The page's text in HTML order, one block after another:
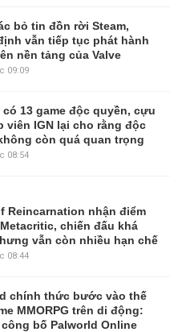
bỏ tin đồn rời Steam,
vẫn tiếp tục phát hành
nền tảng của Valve
09:09
có 13 game độc quyền, cựu
viên IGN lại cho rằng độc
còn quá quan trọng
08:54
Reincarnation nhận điểm
chiến đấu khá
vẫn còn nhiều hạn chế
08:44
chính thức bước vào thế
MMORPG trên di động:
công bố Palworld Online